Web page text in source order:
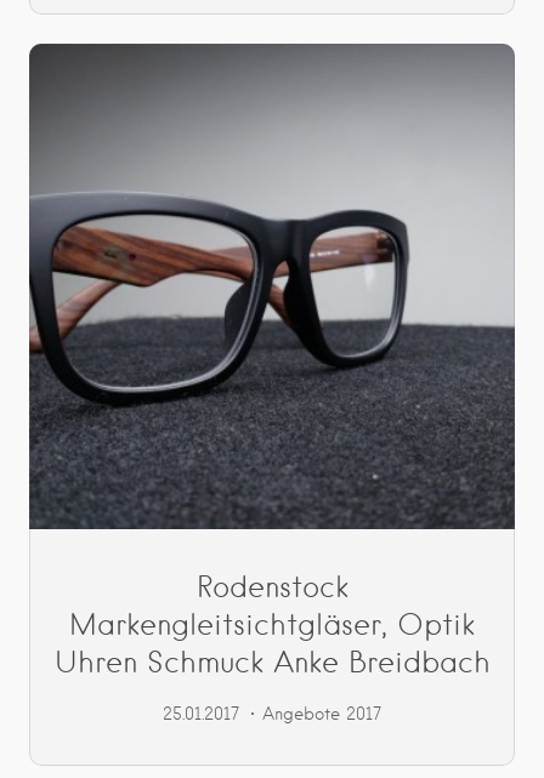
Rodenstock
Markengleitsichtgläser, Optik
Uhren Schmuck Anke Breidbach
25.01.2017 Angebote 2017